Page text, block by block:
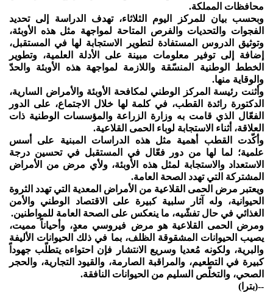
محافظات المملكة.
وبحسب بيان للمركز اليوم الثلاثاء، تهدف الدراسة إلى تحديد
الفجوات والتحديات والفرص المتاحة لمواجهة مثل هذه الأوبئة،
وتوثيق الدروس المستفادة لتطوير الاستجابة لها في المستقبل،
إضافة إلى توفير معلومات مبينة على الأدلة العلمية، وتطوير
الخطط الوطنية المنسّقة واللازمة لمواجهة هذه الأوبئة والحدّ
والوقاية منها.
وأثنت رئيسة المركز الوطني لمكافحة الأوبئة والأمراض السارية،
الدكتورة رائدة القطب، في كلمة لها خلال الاجتماع، على الدور
الفعّال الذي قامت به وزارة الزراعة والمؤسسات الوطنية ذات
العلاقة، أثناء الاستجابة لوباء الحمى القلاعية.
وأكّدت القطب أهمية مثل هذه الدراسات المبنية على أسس
علمية؛ لما لها من دور فعّال في المستقبل في تحسين درجة
الاستعداد والاستجابة لمثل هذه الأوبئة، ولأي مرض من الأمراض
المشتركة التي تهدد الصحة العامة.
ويعتبر مرض الحمى القلاعية من الأمراض المعدية التي تهدد الثروة
الحيوانية، وله آثار سلبية كبيرة على الاقتصاد الوطني والأمن
الغذائي في حال تفشّيه، ما ينعكس على الصحة العامة للمواطنين.
ومرض الحمى القلاعية هو مرض فيروسي معدٍ، وأحياناً مميت،
يصيب الحيوانات المشقوقة الظلف، بما في ذلك الحيوانات الأليفة
والبرية، ولكونه مُعديا وسريع الانتشار فإن احتواءه يتطلّب جهوداً
كبيرة في التطعيم، والمراقبة الصارمة، والقيود التجارية، والحجر
الصحي، والتخلّص السليم من الحيوانات النافقة.
--(بترا)